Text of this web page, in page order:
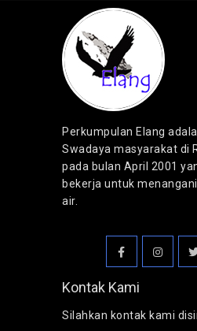
Perkumpulan Elang
Swadaya masyarakat di
pada bulan April 2001
bekerja untuk
air.
Kontak Kami
Silahkan kontak kami